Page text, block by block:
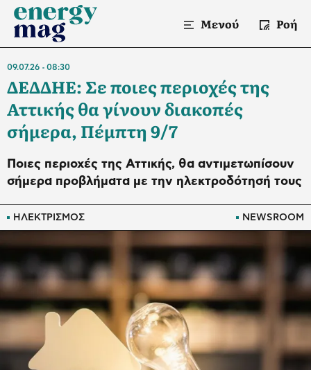
Μενού Ροή
ΗΛΕΚΤΡΙΣΜΟΣ NEWSROOM
09.07.26 08:30
ΔΕΔΔΗΕ: Σε ποιες περιοχές της
Αττικής θα γίνουν διακοπές
σήμερα, Πέμπτη 9/7
Ποιες περιοχές της Αττικής, θα αντιμετωπίσουν
σήμερα προβλήματα με την ηλεκτροδότησή τους